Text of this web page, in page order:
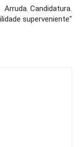
Arruda. Candidatura.
superveniente"